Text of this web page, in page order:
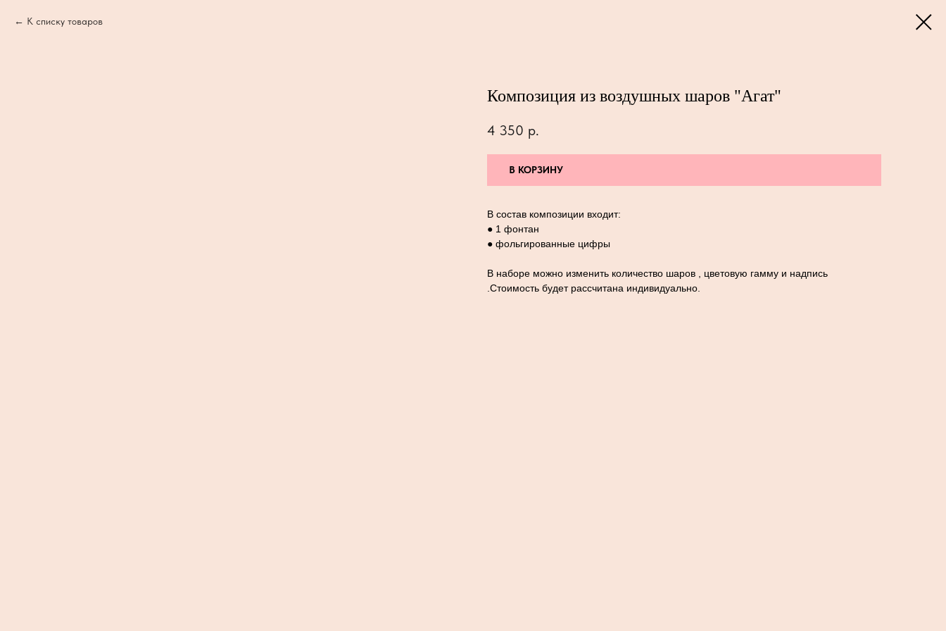
К списку товаров
Композиция из воздушных шаров "Агат"
4 350 р.
В КОРЗИНУ
В состав композиции входит:
● 1 фонтан
● фольгированные цифры
В наборе можно изменить количество шаров , цветовую гамму и надпись
.Стоимость будет рассчитана индивидуально.